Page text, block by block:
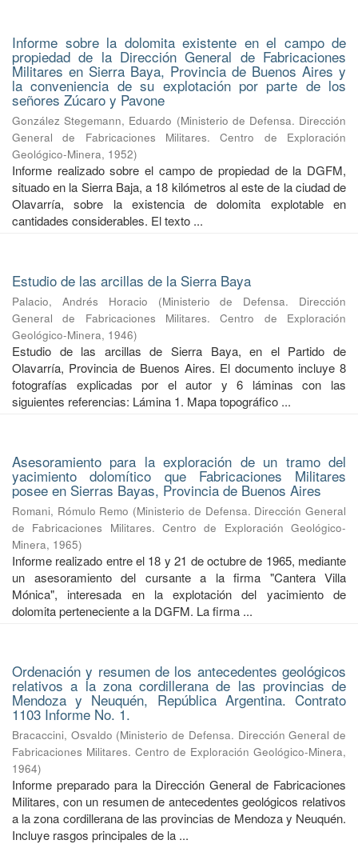
Informe sobre la dolomita existente en el campo de
propiedad de la Dirección General de Fabricaciones
Militares en Sierra Baya, Provincia de Buenos Aires y
la conveniencia de su explotación por parte de los
señores Zúcaro y Pavone
González Stegemann, Eduardo (Ministerio de Defensa. Dirección
General de Fabricaciones Militares. Centro de Exploración
Geológico-Minera, 1952)
Informe realizado sobre el campo de propiedad de la DGFM,
situado en la Sierra Baja, a 18 kilómetros al este de la ciudad de
Olavarría, sobre la existencia de dolomita explotable en
cantidades considerables. El texto ...
Estudio de las arcillas de la Sierra Baya
Palacio, Andrés Horacio (Ministerio de Defensa. Dirección
General de Fabricaciones Militares. Centro de Exploración
Geológico-Minera, 1946)
Estudio de las arcillas de Sierra Baya, en el Partido de
Olavarría, Provincia de Buenos Aires. El documento incluye 8
fotografías explicadas por el autor y 6 láminas con las
siguientes referencias: Lámina 1. Mapa topográfico ...
Asesoramiento para la exploración de un tramo del
yacimiento dolomítico que Fabricaciones Militares
posee en Sierras Bayas, Provincia de Buenos Aires
Romani, Rómulo Remo (Ministerio de Defensa. Dirección General
de Fabricaciones Militares. Centro de Exploración Geológico-
Minera, 1965)
Informe realizado entre el 18 y 21 de octubre de 1965, mediante
un asesoramiento del cursante a la firma "Cantera Villa
Mónica", interesada en la explotación del yacimiento de
dolomita perteneciente a la DGFM. La firma ...
Ordenación y resumen de los antecedentes geológicos
relativos a la zona cordillerana de las provincias de
Mendoza y Neuquén, República Argentina. Contrato
1103 Informe No. 1.
Bracaccini, Osvaldo (Ministerio de Defensa. Dirección General de
Fabricaciones Militares. Centro de Exploración Geológico-Minera,
1964)
Informe preparado para la Dirección General de Fabricaciones
Militares, con un resumen de antecedentes geológicos relativos
a la zona cordillerana de las provincias de Mendoza y Neuquén.
Incluye rasgos principales de la ...